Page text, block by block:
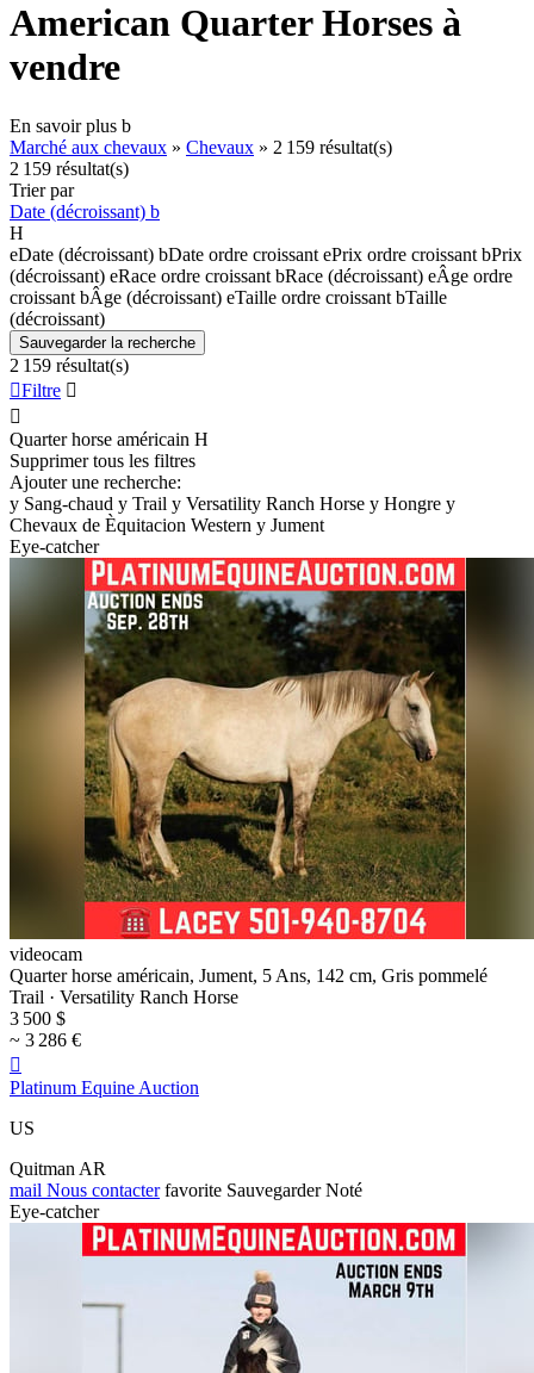
American Quarter Horses à
vendre
En savoir plus b
Marché aux chevaux » Chevaux » 2 159 résultat(s)
2 159 résultat(s)
Trier par
Date (décroissant) b
H
eDate (décroissant) bDate ordre croissant ePrix ordre croissant bPrix
(décroissant) eRace ordre croissant bRace (décroissant) eÂge ordre
croissant bÂge (décroissant) eTaille ordre croissant bTaille
(décroissant)
Sauvegarder la recherche
2 159 résultat(s)
Filtre 

Quarter horse américain H
Supprimer tous les filtres
Ajouter une recherche:
y Sang-chaud y Trail y Versatility Ranch Horse y Hongre y
Chevaux de Èquitacion Western y Jument
Eye-catcher
videocam
Quarter horse américain, Jument, 5 Ans, 142 cm, Gris pommelé
Trail · Versatility Ranch Horse
3 500 $
~ 3 286 €

Platinum Equine Auction
US
Quitman AR
mail Nous contacter favorite Sauvegarder Noté
Eye-catcher